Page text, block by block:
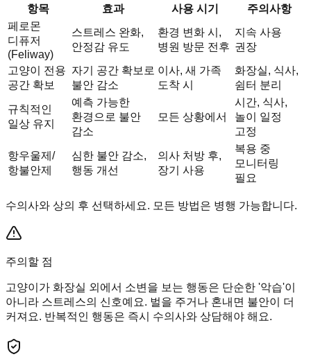
항목 효과 사용 시기
주의사항
페로몬
디퓨저
(Feliway)
스트레스 완화,
안정감 유도
환경 변화 시,
병원 방문 전후
지속 사용
권장
고양이 전용
공간 확보
자기 공간 확보로
불안 감소
이사, 새 가족
도착 시
화장실, 식사,
쉼터 분리
규칙적인
일상 유지
예측 가능한
환경으로 불안
감소
모든 상황에서
시간, 식사,
놀이 일정
고정
항우울제/
항불안제
심한 불안 감소,
행동 개선
의사 처방 후,
장기 사용
복용 중
모니터링
필요
수의사와 상의 후 선택하세요. 모든 방법은 병행 가능합니다.
주의할 점
고양이가 화장실 외에서 소변을 보는 행동은 단순한 '악습'이
아니라 스트레스의 신호예요. 벌을 주거나 혼내면 불안이 더
커져요. 반복적인 행동은 즉시 수의사와 상담해야 해요.